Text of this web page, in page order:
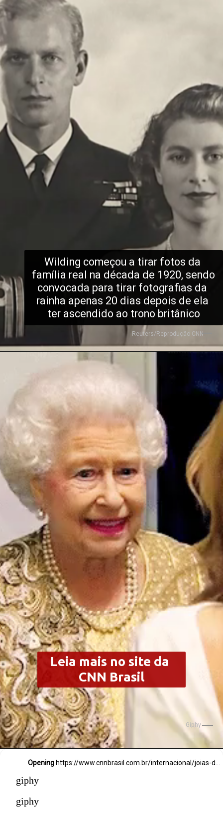
Wilding começou a tirar fotos da
família real na década de 1920, sendo
convocada para tirar fotografias da
rainha apenas 20 dias depois de ela
ter ascendido ao trono britânico
Reuters/Reprodução CNN
Giphy
Leia mais no site da
CNN Brasil
Opening
giphy
giphy